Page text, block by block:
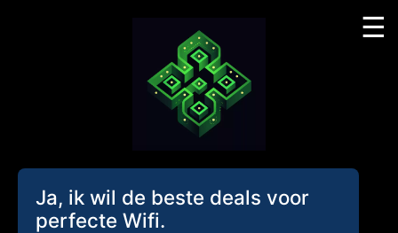
Ja, ik wil de beste deals voor
perfecte Wifi.
☰